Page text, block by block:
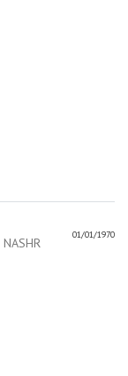
01/01/1970
NASHR